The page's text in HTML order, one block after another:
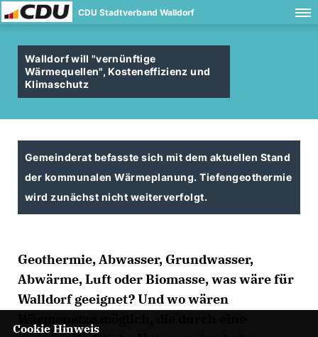
CDU Stadtverband Walldorf
Walldorf will "vernünftige
Wärmequellen", Kosteneffizienz und
Klimaschutz
Gemeinderat befasste sich mit dem aktuellen Stand
der kommunalen Wärmeplanung. Tiefengeothermie
wird zunächst nicht weiterverfolgt.
Geothermie, Abwasser, Grundwasser,
Abwärme, Luft oder Biomasse, was wäre für
Walldorf geeignet? Und wo wären
Cookie Hinweis